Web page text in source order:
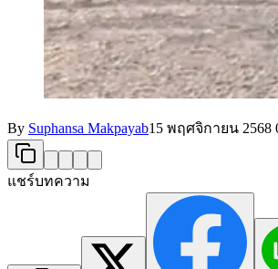
By Suphansa Makpayab15 พฤศจิกายน 2568
แชร์บทความ